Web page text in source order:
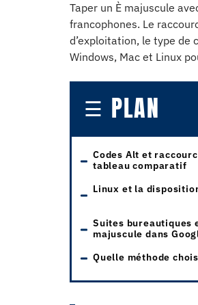
Taper un È majuscule
francophones. Le
d’exploitation, le type de
Windows, Mac et Linux
PLAN
Codes Alt et
tableau comparatif
Linux et la
Suites bureautiques
majuscule dans
Quelle méthode